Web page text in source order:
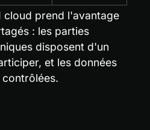
cloud prend l'avantage
: les parties
disposent d'un
et les données